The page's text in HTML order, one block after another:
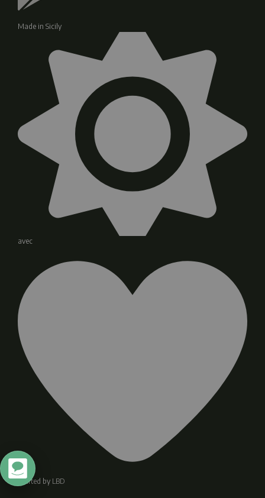
Made in Sicily
avec
Crafted by LBD